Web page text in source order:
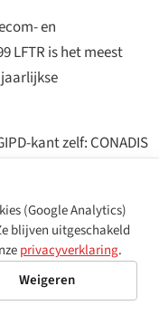
en
LFTR is het meest
kant zelf: CONADIS
van de LGIPD op
via de
CNDH-aanbevelingen.
is
(Google Analytics)
blijven uitgeschakeld
privacyverklaring.
Weigeren